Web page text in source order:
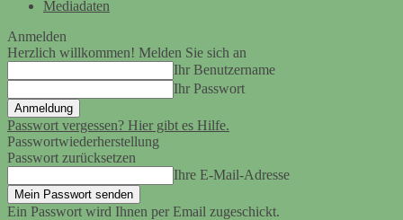
Mediadaten
Anmelden
Herzlich willkommen! Melden Sie sich an
Ihr Benutzername
Ihr Passwort
Passwort vergessen? Hier gibt es Hilfe.
Passwortwiederherstellung
Passwort zurücksetzen
Ihre E-Mail-Adresse
Ein Passwort wird Ihnen per Email zugeschickt.